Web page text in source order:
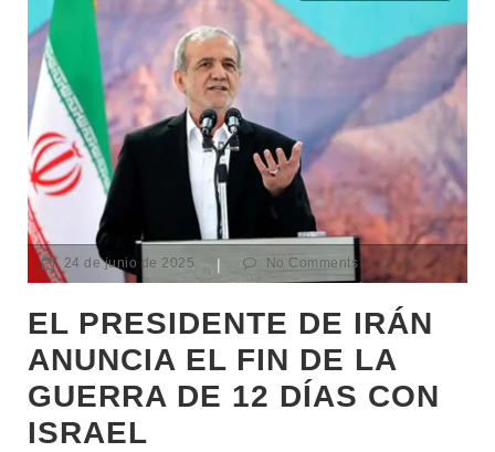
24 de junio de 2025 | No Comments
EL PRESIDENTE DE IRÁN
ANUNCIA EL FIN DE LA
GUERRA DE 12 DÍAS CON
ISRAEL